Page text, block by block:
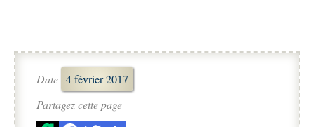
Date 4 février 2017
Partagez cette page